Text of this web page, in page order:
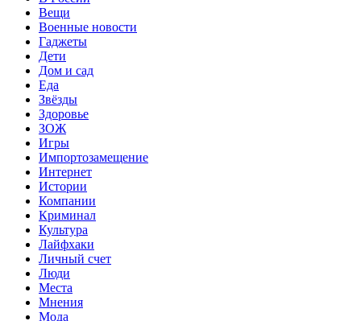
Вещи
Военные новости
Гаджеты
Дети
Дом и сад
Еда
Звёзды
Здоровье
ЗОЖ
Игры
Импортозамещение
Интернет
Истории
Компании
Криминал
Культура
Лайфхаки
Личный счет
Люди
Места
Мнения
Мода